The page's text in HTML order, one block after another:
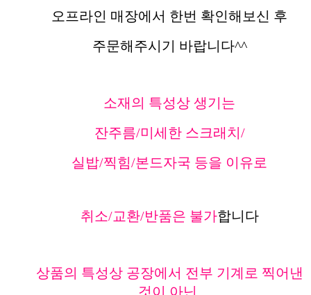
오프라인 매장에서 한번 확인해보신 후
주문해주시기 바랍니다^^
소재의 특성상 생기는
잔주름/미세한 스크래치/
실밥/찍힘/본드자국 등을 이유로
취소/교환/반품은 불가합니다
상품의 특성상 공장에서 전부 기계로 찍어낸
것이 아닌,